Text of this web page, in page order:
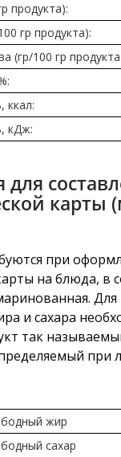
продукта):
гр продукта):
(гр/100 гр
ккал:
кДж:
карты
при
на блюда, в
Для
и сахара
так
при
жир
сахар